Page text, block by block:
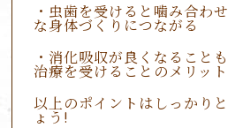
・虫歯を受けると噛み合わ
な身体づくりにつながる
・消化吸収が良くなること
治療を受けることのメリット
以上のポイントはしっかり
ょう!